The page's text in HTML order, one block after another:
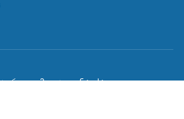
რეკლამა კონტაქტი